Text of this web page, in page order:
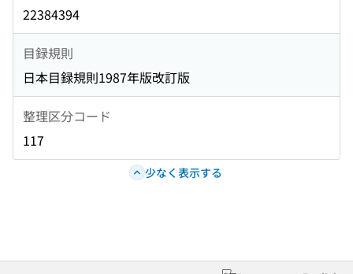
22384394
目録規則
日本目録規則1987年版改訂版
整理区分コード
117
少なく表示する